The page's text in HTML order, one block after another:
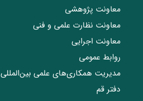
معاونت پژوهشی
معاونت نظارت علمی و فنی
معاونت اجرایی
روابط عمومی
مدیریت همکاری‌های علمی بین‌المللی
دفتر قم